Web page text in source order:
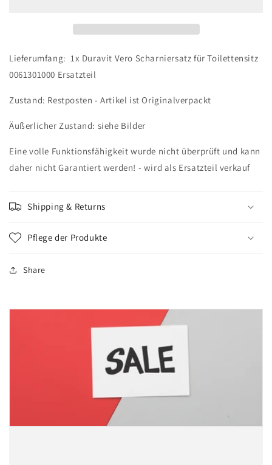
Toilettensitz
Ersatzteil
Toilettensitz
Ersatzteil
Lieferumfang: 1x Duravit Vero Scharniersatz für Toilettensitz
0061301000 Ersatzteil
Zustand: Restposten - Artikel ist Originalverpackt
Äußerlicher Zustand: siehe Bilder
Eine volle Funktionsfähigkeit wurde nicht überprüft und kann
daher nicht Garantiert werden! - wird als Ersatzteil verkauf
Shipping & Returns
Pflege der Produkte
Share